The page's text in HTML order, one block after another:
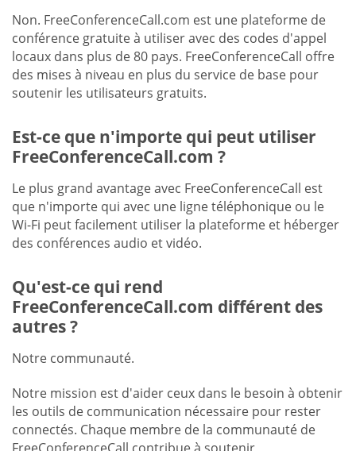
Non. FreeConferenceCall.com est une plateforme de
conférence gratuite à utiliser avec des codes d'appel
locaux dans plus de 80 pays. FreeConferenceCall offre
des mises à niveau en plus du service de base pour
soutenir les utilisateurs gratuits.
Est-ce que n'importe qui peut utiliser
FreeConferenceCall.com ?
Le plus grand avantage avec FreeConferenceCall est
que n'importe qui avec une ligne téléphonique ou le
Wi-Fi peut facilement utiliser la plateforme et héberger
des conférences audio et vidéo.
Qu'est-ce qui rend
FreeConferenceCall.com différent des
autres ?
Notre communauté.
Notre mission est d'aider ceux dans le besoin à obtenir
les outils de communication nécessaire pour rester
connectés. Chaque membre de la communauté de